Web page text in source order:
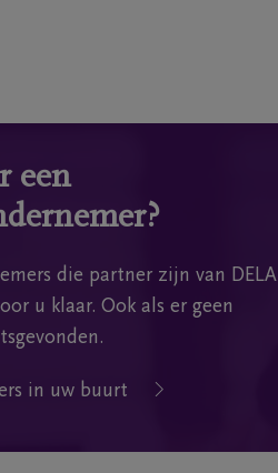
een
die partner zijn van DELA
u klaar. Ook als er geen
in uw buurt